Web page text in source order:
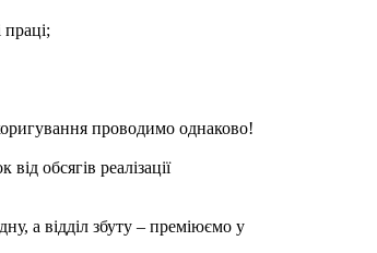
проводимо однаково!
обсягів реалізації
а відділ збуту – преміюємо у